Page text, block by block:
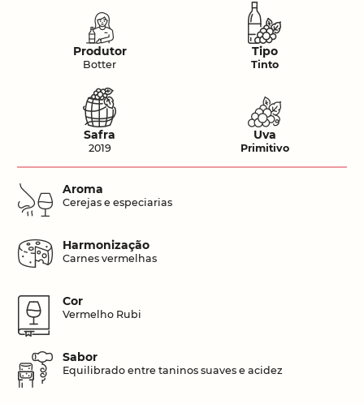
Produtor
Botter
Tipo
Tinto
Safra
2019
Uva
Primitivo
Aroma
Cerejas e especiarias
Harmonização
Carnes vermelhas
Cor
Vermelho Rubi
Sabor
Equilibrado entre taninos suaves e acidez